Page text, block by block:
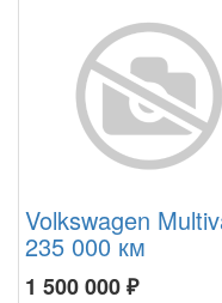
Volkswagen
235 000 км
1 500 000₽